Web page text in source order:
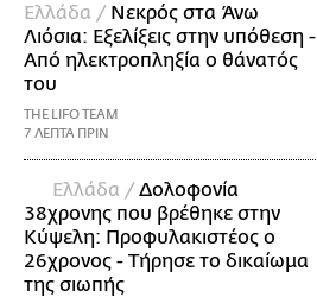
Ελλάδα / Νεκρός στα Άνω
Λιόσια: Εξελίξεις στην υπόθεση -
Από ηλεκτροπληξία ο θάνατός
του
THE LIFO TEAM
7 ΛΕΠΤΑ ΠΡΙΝ
Ελλάδα /Δολοφονία
38χρονης που βρέθηκε στην
Κύψελη: Προφυλακιστέος ο
26χρονος - Τήρησε το δικαίωμα
της σιωπής